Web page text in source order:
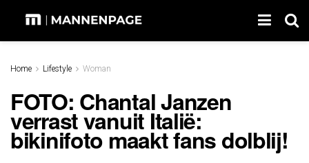
Home Lifestyle Woman
FOTO: Chantal Janzen
verrast vanuit Italië:
bikinifoto maakt fans dolblij!